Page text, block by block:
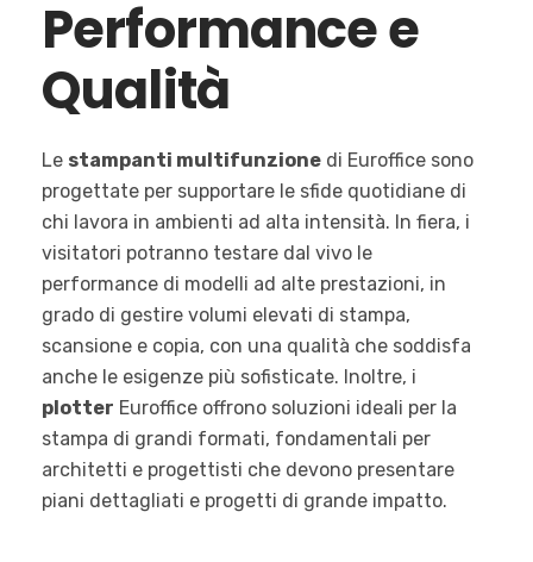
Performance e
Qualità
Le stampanti multifunzione di Euroffice sono
progettate per supportare le sfide quotidiane di
chi lavora in ambienti ad alta intensità. In fiera, i
visitatori potranno testare dal vivo le
performance di modelli ad alte prestazioni, in
grado di gestire volumi elevati di stampa,
scansione e copia, con una qualità che soddisfa
anche le esigenze più sofisticate. Inoltre, i
plotter Euroffice offrono soluzioni ideali per la
stampa di grandi formati, fondamentali per
architetti e progettisti che devono presentare
piani dettagliati e progetti di grande impatto.